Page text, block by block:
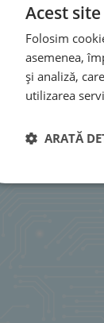
Acest
Folosim
asemenea,
și analiză,
utilizarea
ARATĂ